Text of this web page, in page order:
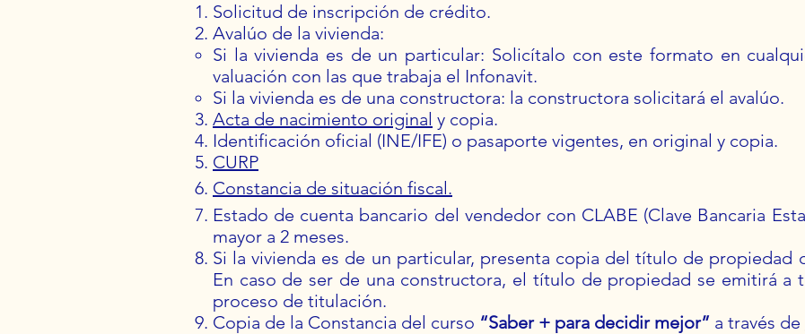
Solicitud de inscripción de crédito.
Avalúo de la vivienda:
Si la vivienda es de un particular: Solicítalo con este formato en
valuación con las que trabaja el Infonavit.
Si la vivienda es de una constructora: la constructora solicitará el avalúo.
Acta de nacimiento original y copia.
Identificación oficial (INE/IFE) o pasaporte vigentes, en original y copia.
CURP
Constancia de situación fiscal.
Estado de cuenta bancario del vendedor con CLABE (Clave Bancaria
mayor a 2 meses.
Si la vivienda es de un particular, presenta copia del título de propiedad
En caso de ser de una constructora, el título de propiedad se emitirá a
proceso de titulación.
Copia de la Constancia del curso “Saber + para decidir mejor” a través de